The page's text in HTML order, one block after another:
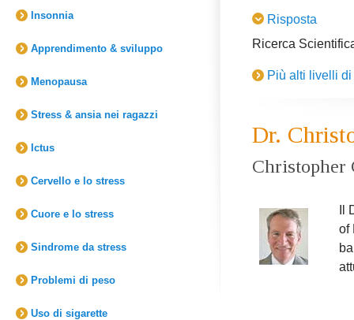
Insonnia
Apprendimento & sviluppo
Menopausa
Stress & ansia nei ragazzi
Ictus
Cervello e lo stress
Cuore e lo stress
Sindrome da stress
Problemi di peso
Uso di sigarette
accumula
mentale anche
regolare della
privazione di
creativa che di
spesso le fà
esecutivo e
Risposta
Ricerca
Più alti livelli
Dr.
Christopher
Il
of